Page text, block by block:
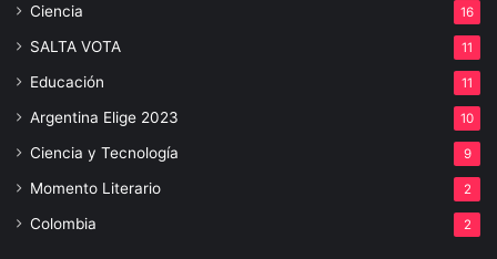
Ciencia 16
SALTA VOTA 11
Educación 11
Argentina Elige 2023 10
Ciencia y Tecnología 9
Momento Literario 2
Colombia 2